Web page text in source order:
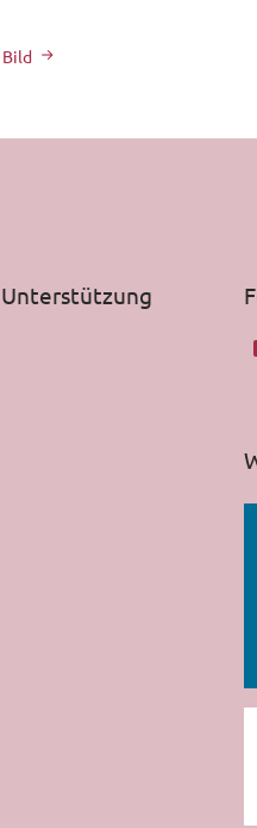
Bild
Unterstützung